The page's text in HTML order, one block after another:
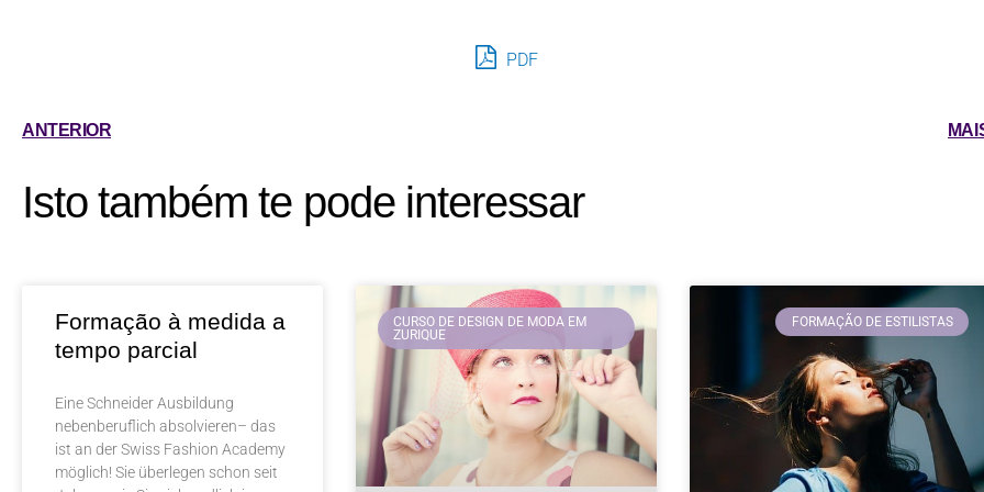
PDF
ANTERIOR
Isto também te pode interessar
Formação à medida a
tempo parcial
Eine Schneider Ausbildung
nebenberuflich absolvieren– das
ist an der Swiss Fashion Academy
möglich! Sie überlegen schon seit
CURSO DE DESIGN DE MODA EM
ZURIQUE
FORMAÇÃO DE ESTILISTAS